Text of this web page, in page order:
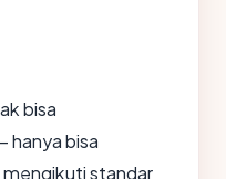
bisa
hanya bisa
standar